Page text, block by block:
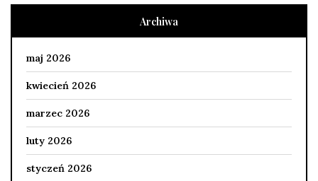
Archiwa
maj 2026
kwiecień 2026
marzec 2026
luty 2026
styczeń 2026